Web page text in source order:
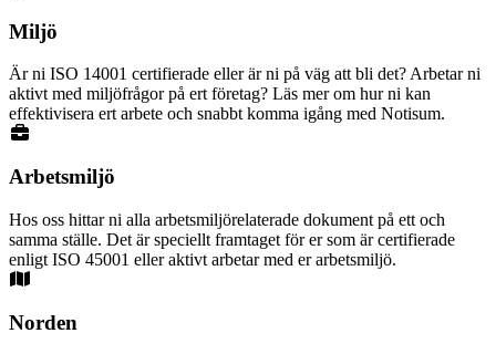
Miljö
Är ni ISO 14001 certifierade eller är ni på väg att bli det? Arbetar ni
aktivt med miljöfrågor på ert företag? Läs mer om hur ni kan
effektivisera ert arbete och snabbt komma igång med Notisum.
Arbetsmiljö
Hos oss hittar ni alla arbetsmiljörelaterade dokument på ett och
samma ställe. Det är speciellt framtaget för er som är certifierade
enligt ISO 45001 eller aktivt arbetar med er arbetsmiljö.
Norden